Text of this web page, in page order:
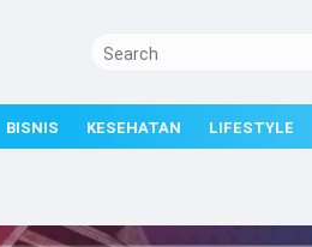
BISNIS KESEHATAN LIFESTYLE